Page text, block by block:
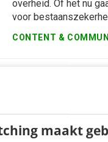
maakt
overheid. Of het nu
voor
CONTENT &
gaat zo ontzettend